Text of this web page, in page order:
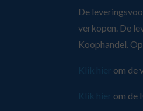
De
verkopen. De
Koophandel.
om de
om de